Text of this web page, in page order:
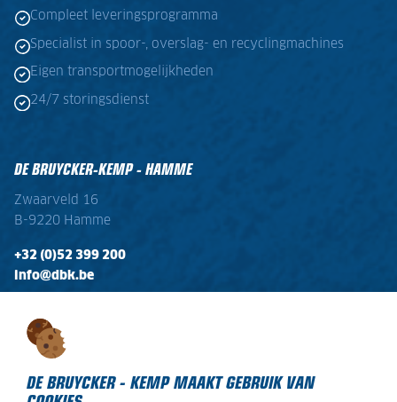
DE BRUYCKER - KEMP MAAKT GEBRUIK VAN
Compleet leveringsprogramma
Specialist in spoor-, overslag- en recyclingmachines
Eigen transportmogelijkheden
24/7 storingsdienst
DE BRUYCKER-KEMP - HAMME
Zwaarveld 16
B-9220 Hamme
+32 (0)52 399 200
info@dbk.be
Ma - Vr: